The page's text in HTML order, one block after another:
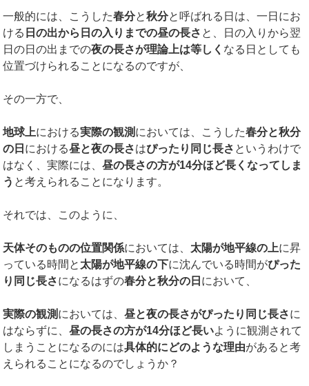
一般的には、こうした春分と秋分と呼ばれる日は、一日にお
ける 日の出から日の入りまでの昼の長さ と、日の入りから翌
日の日の出までの夜の長さが理論上は等しく なる日としても
位置づけられることになるのですが、
その一方で、
地球上における実際の観測 においては、こうした春分と秋分
の日 における昼と夜の長さはぴったり同じ長さ というわけで
はなく、実際には、昼の長さの方が14分ほど長くなってしま
う と考えられることになります。
それでは、このように、
天体そのものの位置関係においては、 太陽が地平線の上に昇
っている時間と 太陽が地平線の下に沈んでいる時間がぴった
り同じ長さになるはずの春分と秋分の日 において、
実際の観測 においては、昼と夜の長さがぴったり同じ長さに
はならずに、昼の長さの方が14分ほど長いように観測されて
しまうことになるのには具体的にどのような理由があると考
えられることになるのでしょうか？